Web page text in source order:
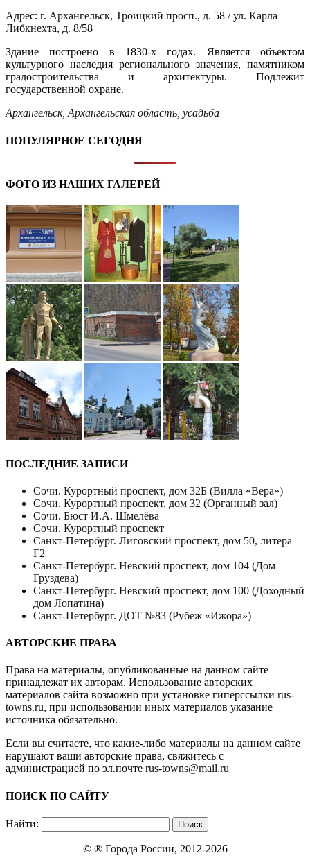
Адрес: г. Архангельск, Троицкий просп., д. 58 /​ул. Карла
Либкнехта, д. 8/58
Здание построено в 1830-х годах. Является объектом
культурного наследия регионального значения, памятником
градостроительства и архитектуры. Подлежит
государственной охране.
Архангельск, Архангельская область усадьба
ПОПУЛЯРНОЕ СЕГОДНЯ
ФОТО ИЗ НАШИХ ГАЛЕРЕЙ
ПОСЛЕДНИЕ ЗАПИСИ
Сочи. Курортный проспект, дом 32Б (Вилла «Вера»)
Сочи. Курортный проспект, дом 32 (Органный зал)
Сочи. Бюст И.А. Шмелёва
Сочи. Курортный проспект
Санкт-Петербург. Лиговский проспект, дом 50, литера
Г2
Санкт-Петербург. Невский проспект, дом 104 (Дом
Груздева)
Санкт-Петербург. Невский проспект, дом 100 (Доходный
дом Лопатина)
Санкт-Петербург. ДОТ №83 (Рубеж «Ижора»)
АВТОРСКИЕ ПРАВА
Права на материалы, опубликованные на данном сайте
принадлежат их авторам. Использование авторских
материалов сайта возможно при установке гиперссылки rus-
towns.ru, при использовании иных материалов указание
источника обязательно.
Если вы считаете, что какие-либо материалы на данном сайте
нарушают ваши авторские права, свяжитесь с
администрацией по эл.почте rus-towns@mail.ru
ПОИСК ПО САЙТУ
Найти:
© ® Города России, 2012-2026